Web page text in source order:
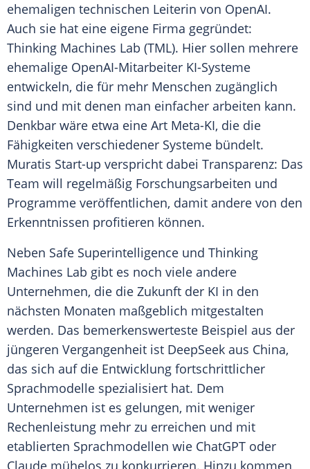
ehemaligen technischen Leiterin von OpenAI.
Auch sie hat eine eigene Firma gegründet:
Thinking Machines Lab (TML). Hier sollen mehrere
ehemalige OpenAI-Mitarbeiter KI-Systeme
entwickeln, die für mehr Menschen zugänglich
sind und mit denen man einfacher arbeiten kann.
Denkbar wäre etwa eine Art Meta-KI, die die
Fähigkeiten verschiedener Systeme bündelt.
Muratis Start-up verspricht dabei Transparenz: Das
Team will regelmäßig Forschungsarbeiten und
Programme veröffentlichen, damit andere von den
Erkenntnissen profitieren können.
Neben Safe Superintelligence und Thinking
Machines Lab gibt es noch viele andere
Unternehmen, die die Zukunft der KI in den
nächsten Monaten maßgeblich mitgestalten
werden. Das bemerkenswerteste Beispiel aus der
jüngeren Vergangenheit ist DeepSeek aus China,
das sich auf die Entwicklung fortschrittlicher
Sprachmodelle spezialisiert hat. Dem
Unternehmen ist es gelungen, mit weniger
Rechenleistung mehr zu erreichen und mit
etablierten Sprachmodellen wie ChatGPT oder